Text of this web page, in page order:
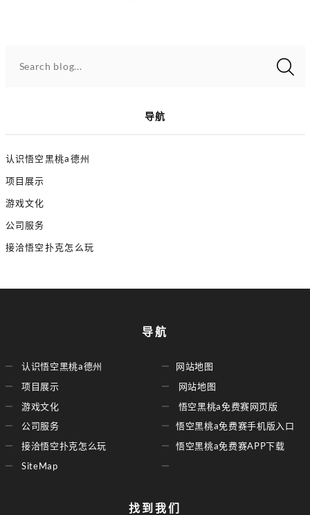
Search blog...
导航
认识悟空黑桃a德州
项目展示
游戏文化
公司服务
接洽悟空扑克怎么玩
导航
认识悟空黑桃a德州
项目展示
游戏文化
公司服务
接洽悟空扑克怎么玩
SiteMap
网站地图
网站地图
悟空黑桃a免费赛网页版
悟空黑桃a免费赛手机版入口
悟空黑桃a免费赛APP下载
找到我们